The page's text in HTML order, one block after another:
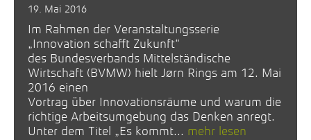
19. Mai 2016
Im Rahmen der Veranstaltungsserie
„Innovation schafft Zukunft“
des Bundesverbands Mittelständische
Wirtschaft (BVMW) hielt Jørn Rings am 12. Mai
2016 einen
Vortrag über Innovationsräume und warum die
richtige Arbeitsumgebung das Denken anregt.
Unter dem Titel „Es kommt... mehr lesen